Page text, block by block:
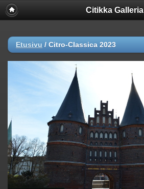
Citikka Galleria
Etusivu / Citro-Classica 2023